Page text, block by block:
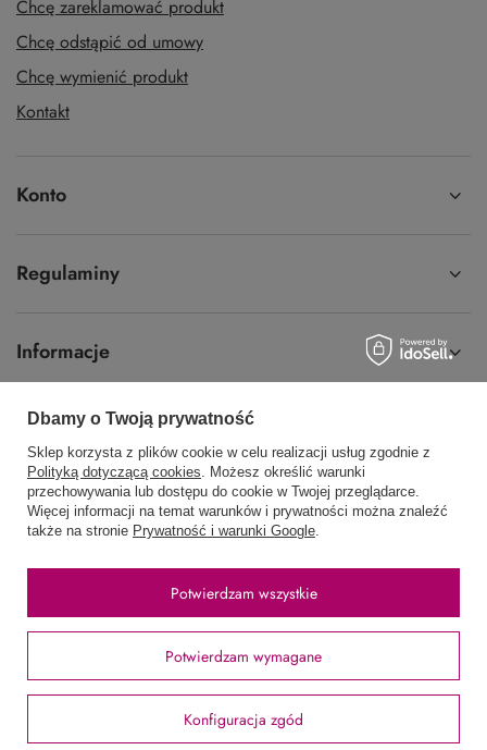
Chcę zareklamować produkt
Chcę odstąpić od umowy
Chcę wymienić produkt
Kontakt
Konto
Regulaminy
Informacje
58 762 91 40 Poniedziałek - Piątek / 8:00 - 15:30
sklep@hurtowniawera.pl Wera,Wodnika 50,80-299Gdańsk
Stawki VAT dla konsumentów z kraju:
Dbamy o Twoją prywatność
Sklep korzysta z plików cookie w celu realizacji usług zgodnie z
Polityką dotyczącą cookies. Możesz określić warunki
przechowywania lub dostępu do cookie w Twojej przeglądarce.
Więcej informacji na temat warunków i prywatności można znaleźć
także na stronie Prywatność i warunki Google.
Potwierdzam wymagane
Konfiguracja zgód
Potwierdzam wszystkie